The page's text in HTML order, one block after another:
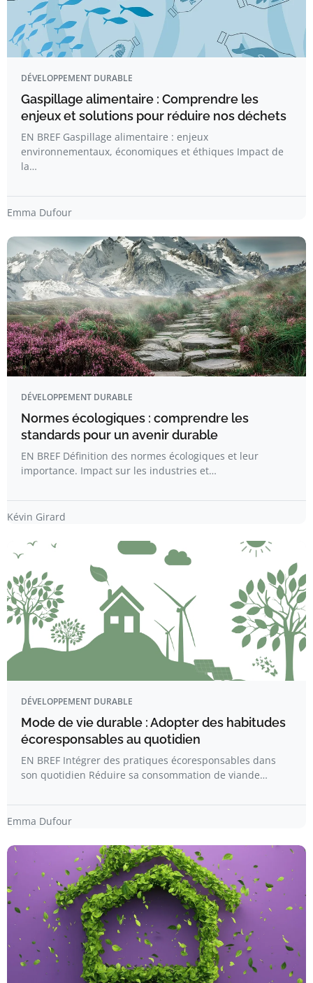
DÉVELOPPEMENT DURABLE
Gaspillage alimentaire : Comprendre les
enjeux et solutions pour réduire nos déchets
EN BREF Gaspillage alimentaire : enjeux
environnementaux, économiques et éthiques Impact de
la…
Emma Dufour
DÉVELOPPEMENT DURABLE
Normes écologiques : comprendre les
standards pour un avenir durable
EN BREF Définition des normes écologiques et leur
importance. Impact sur les industries et…
Kévin Girard
DÉVELOPPEMENT DURABLE
Mode de vie durable : Adopter des habitudes
écoresponsables au quotidien
EN BREF Intégrer des pratiques écoresponsables dans
son quotidien Réduire sa consommation de viande…
Emma Dufour